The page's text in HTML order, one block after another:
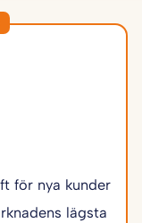
för nya kunder
lägsta